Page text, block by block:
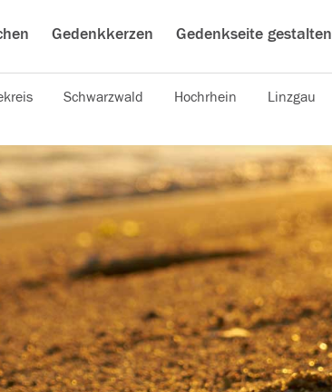
Gedenkkerzen Gedenkseite gestalten
Schwarzwald Hochrhein Linzgau